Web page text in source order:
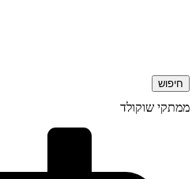
חיפוש
ממתקי שוקולד